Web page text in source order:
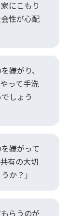
にこもり
性が心配
嫌がり、
って手洗
しょう
嫌がって
有の大切
か？」
らうのが